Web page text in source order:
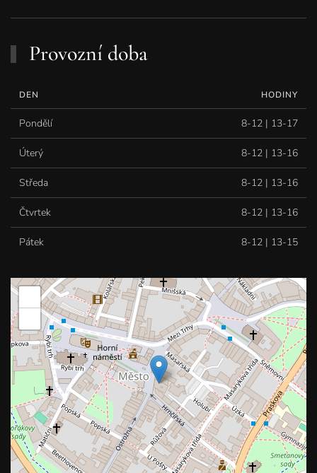
Provozní doba
DEN HODINY
Pondělí 8-12 | 13-17
Úterý 8-12 | 13-16
Středa 8-12 | 13-16
Čtvrtek 8-12 | 13-16
Pátek 8-12 | 13-15